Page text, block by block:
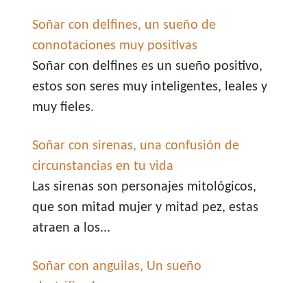
Soñar con delfines, un sueño de
connotaciones muy positivas
Soñar con delfines es un sueño positivo,
estos son seres muy inteligentes, leales y
muy fieles.
Soñar con sirenas, una confusión de
circunstancias en tu vida
Las sirenas son personajes mitológicos,
que son mitad mujer y mitad pez, estas
atraen a los...
Soñar con anguilas, Un sueño